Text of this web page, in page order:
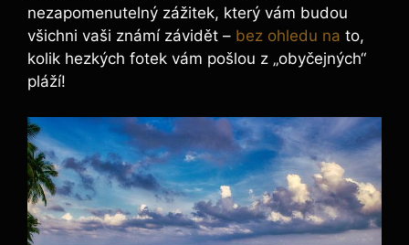
nezapomenutelný zážitek, který vám budou
všichni vaši známí závidět – bez ohledu na to,
kolik hezkých fotek vám pošlou z „obyčejných“
pláží!